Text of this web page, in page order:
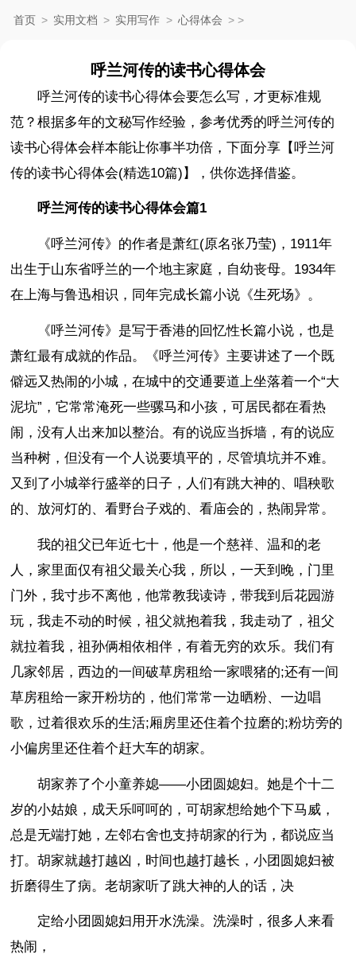
首页 > 实用文档 > 实用写作 > 心得体会 > >
呼兰河传的读书心得体会
呼兰河传的读书心得体会要怎么写，才更标准规
范？根据多年的文秘写作经验，参考优秀的呼兰河传的
读书心得体会样本能让你事半功倍，下面分享【呼兰河
传的读书心得体会(精选10篇)】，供你选择借鉴。
呼兰河传的读书心得体会篇1
《呼兰河传》的作者是萧红(原名张乃莹)，1911年
出生于山东省呼兰的一个地主家庭，自幼丧母。1934年
在上海与鲁迅相识，同年完成长篇小说《生死场》。
《呼兰河传》是写于香港的回忆性长篇小说，也是
萧红最有成就的作品。《呼兰河传》主要讲述了一个既
僻远又热闹的小城，在城中的交通要道上坐落着一个“大
泥坑”，它常常淹死一些骡马和小孩，可居民都在看热
闹，没有人出来加以整治。有的说应当拆墙，有的说应
当种树，但没有一个人说要填平的，尽管填坑并不难。
又到了小城举行盛举的日子，人们有跳大神的、唱秧歌
的、放河灯的、看野台子戏的、看庙会的，热闹异常。
我的祖父已年近七十，他是一个慈祥、温和的老
人，家里面仅有祖父最关心我，所以，一天到晚，门里
门外，我寸步不离他，他常教我读诗，带我到后花园游
玩，我走不动的时候，祖父就抱着我，我走动了，祖父
就拉着我，祖孙俩相依相伴，有着无穷的欢乐。我们有
几家邻居，西边的一间破草房租给一家喂猪的;还有一间
草房租给一家开粉坊的，他们常常一边晒粉、一边唱
歌，过着很欢乐的生活;厢房里还住着个拉磨的;粉坊旁的
小偏房里还住着个赶大车的胡家。
胡家养了个小童养媳——小团圆媳妇。她是个十二
岁的小姑娘，成天乐呵呵的，可胡家想给她个下马威，
总是无端打她，左邻右舍也支持胡家的行为，都说应当
打。胡家就越打越凶，时间也越打越长，小团圆媳妇被
折磨得生了病。老胡家听了跳大神的人的话，决
定给小团圆媳妇用开水洗澡。洗澡时，很多人来看
热闹，